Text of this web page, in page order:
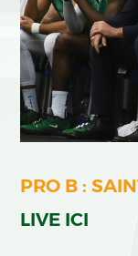
PRO B :
LIVE ICI